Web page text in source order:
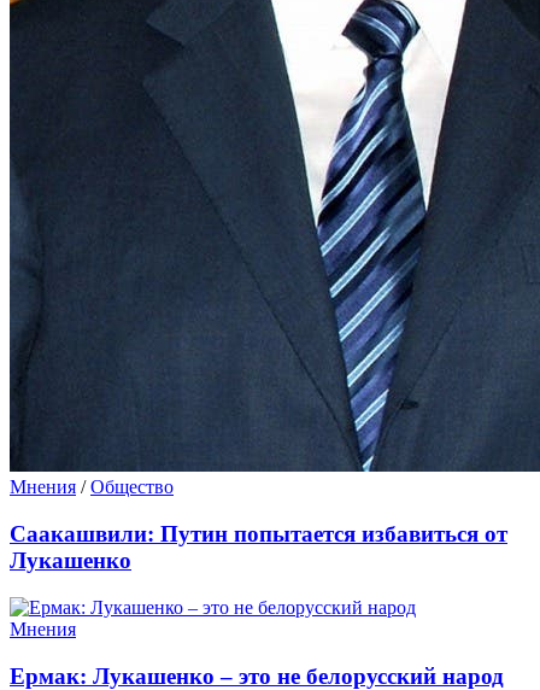
Мнения /Общество
Саакашвили: Путин попытается избавиться от
Лукашенко
Мнения
Ермак: Лукашенко – это не белорусский народ